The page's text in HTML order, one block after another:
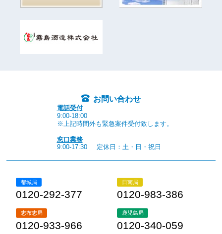
お問い合わせ
電話受付
9:00-18:00
※上記時間外も緊急案件受付致します。
窓口業務
9:00-17:30
定休日：土・日・祝日
都城局
0120-292-377
日南局
0120-983-386
志布志局
0120-933-966
鹿児島局
0120-340-059